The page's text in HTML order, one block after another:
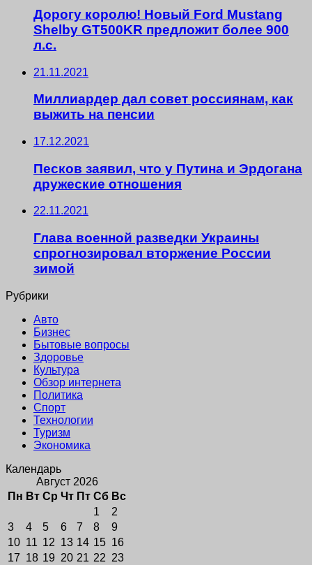
Дорогу королю! Новый Ford Mustang
Shelby GT500KR предложит более 900
л.с.
21.11.2021
Миллиардер дал совет россиянам, как
выжить на пенсии
17.12.2021
Песков заявил, что у Путина и Эрдогана
дружеские отношения
22.11.2021
Глава военной разведки Украины
спрогнозировал вторжение России
зимой
Рубрики
Авто
Бизнес
Бытовые вопросы
Здоровье
Культура
Обзор интернета
Политика
Спорт
Технологии
Туризм
Экономика
Календарь
Август 2026
Пн Вт Ср Чт Пт Сб Вс
1
2
3
4 5 6 7 8
9
10 11 12 13 14 15 16
17 18 19 20 21 22 23